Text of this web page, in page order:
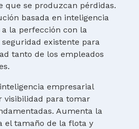
que se produzcan pérdidas.
basada en inteligencia
la perfección con la
existente para
tanto de los empleados
empresarial
visibilidad para tomar
Aumenta la
el tamaño de la flota y